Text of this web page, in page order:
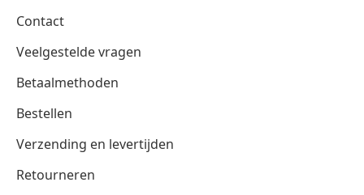
Contact
Veelgestelde vragen
Betaalmethoden
Bestellen
Verzending en levertijden
Retourneren